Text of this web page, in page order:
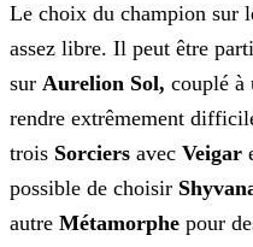
Le choix du champion sur
assez libre. Il peut être
sur Aurelion Sol, couplé à
rendre extrêmement
trois Sorciers avec Veigar
possible de choisir
autre Métamorphe pour